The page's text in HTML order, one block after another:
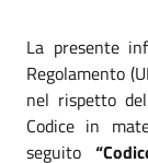
La presente
Regolamento
nel rispetto
Codice in
seguito